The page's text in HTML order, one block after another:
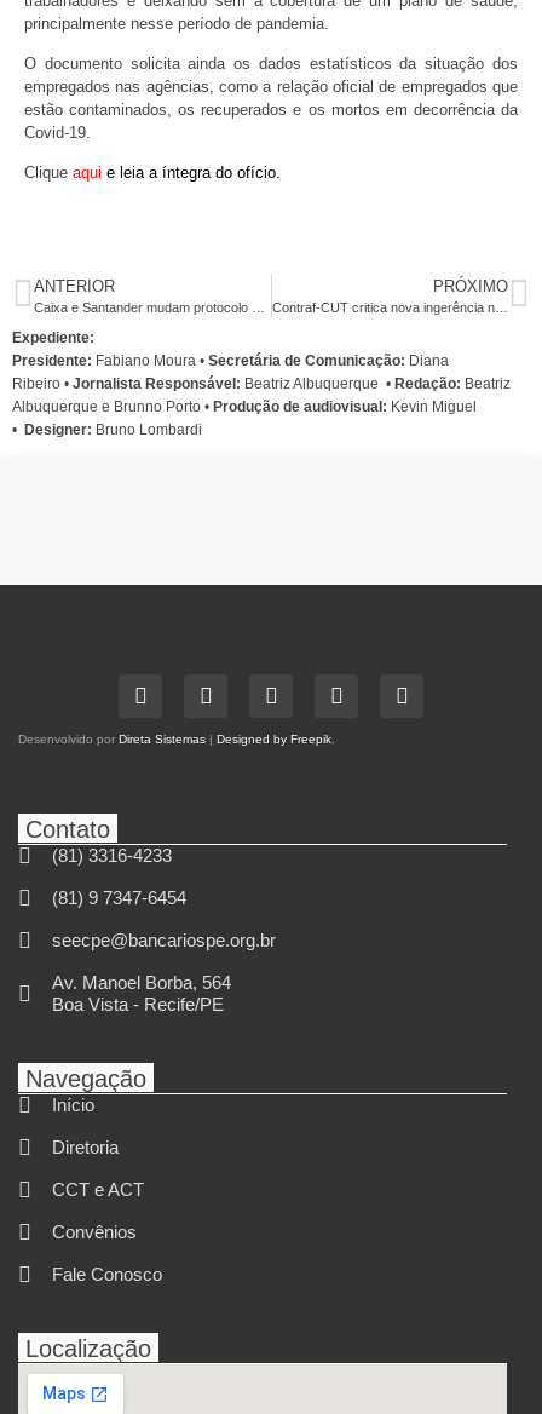
principalmente nesse período de pandemia.
O documento solicita ainda os dados estatísticos da situação dos
empregados nas agências, como a relação oficial de empregados que
estão contaminados, os recuperados e os mortos em decorrência da
Covid-19.
Clique aqui e leia a íntegra do ofício.
ANTERIOR PRÓXIMO
Contraf-CUT critica nova ingerência no Banco do Brasil
Expediente:
Presidente: Fabiano Moura • Secretária de Comunicação: Diana
Ribeiro • Jornalista Responsável: Beatriz Albuquerque • Redação: Beatriz
Albuquerque e Brunno Porto • Produção de audiovisual: Kevin Miguel
• Designer: Bruno Lombardi
Desenvolvido por Direta Sistemas | Designed by Freepik
Contato
(81) 3316-4233
(81) 9 7347-6454
seecpe@bancariospe.org.br
Av. Manoel Borba, 564
Boa Vista - Recife/PE
Navegação
Início
Diretoria
CCT e ACT
Convênios
Fale Conosco
Localização